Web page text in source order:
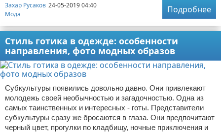
Захар Русаков 24-05-2019 04:40
Мода
Подробнее
Стиль готика в одежде: особенности
направления, фото модных образов
Субкультуры появились довольно давно. Они привлекают
молодежь своей необычностью и загадочностью. Одна из
самых таинственных и интересных - готы. Представители
субкультуры сразу же бросаются в глаза. Они предпочитают
черный цвет, прогулки по кладбищу, ночные приключения и